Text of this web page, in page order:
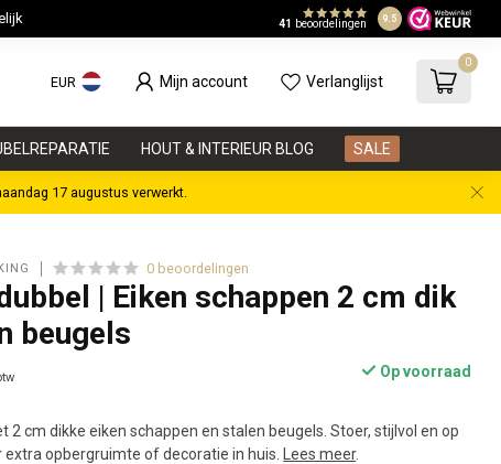
In onze eigen
41 beoordelingen 9.5
EUR Mijn account Verlanglijst
0
HOUT & INTERIEUR BLOG SALE
17 augustus verwerkt.
0 beoordelingen
| Eiken schappen 2 cm dik
beugels
Op voorraad
2 cm dikke eiken schappen en stalen beugels. Stoer, stijlvol en op
opbergruimte of decoratie in huis.
Lees meer.